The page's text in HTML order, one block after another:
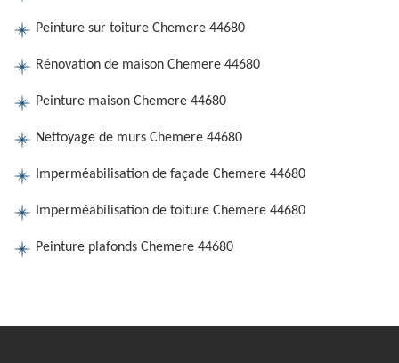
Peinture sur toiture Chemere 44680
Rénovation de maison Chemere 44680
Peinture maison Chemere 44680
Nettoyage de murs Chemere 44680
Imperméabilisation de façade Chemere 44680
Imperméabilisation de toiture Chemere 44680
Peinture plafonds Chemere 44680